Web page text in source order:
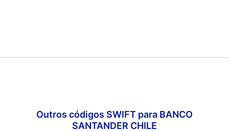
Outros códigos SWIFT para BANCO
SANTANDER CHILE